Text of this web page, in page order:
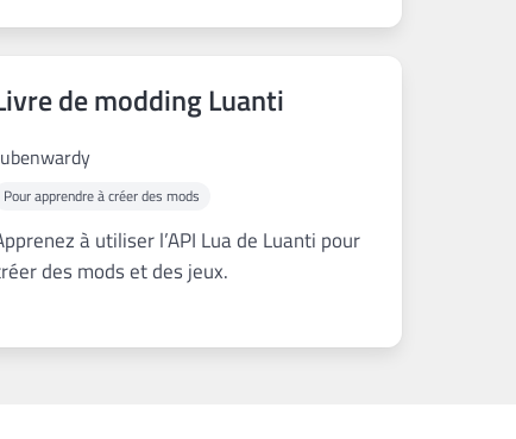
de modding Luanti
Pour apprendre à créer des mods
à utiliser l’API Lua de Luanti pour
des mods et des jeux.